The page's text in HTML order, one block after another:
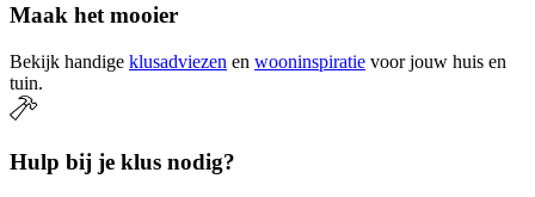
Maak het mooier
Bekijk handige klusadviezen en wooninspiratie voor jouw huis en
tuin.
Hulp bij je klus nodig?